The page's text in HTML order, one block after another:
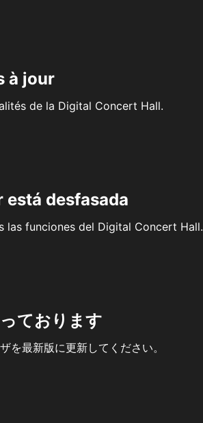
à jour
de la Digital Concert Hall.
está desfasada
las funciones del Digital Concert Hall.
ております
を最新版に更新してください。